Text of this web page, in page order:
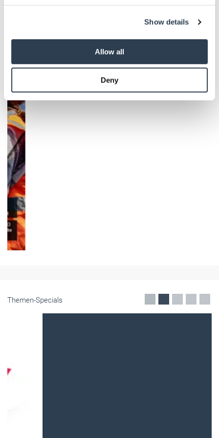
provide social media features and to analyse our traffic.
provided to them or that they’ve collected from your use
Weitere Informationen:Impressum Datenschutz
Show details
Allow all
Deny
Aktuelle Ausgaben
Themen-Specials